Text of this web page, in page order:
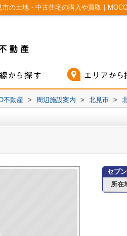
の土地・中古住宅の購入や買取｜
不動産 > 周辺施設案内 > 北見市 >
セブ
所在